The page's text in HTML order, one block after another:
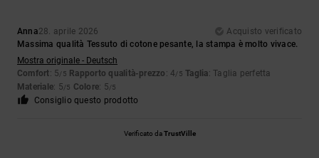
Anna28. aprile 2026
Acquisto verificato
Massima qualità Tessuto di cotone pesante, la stampa è molto vivace.
Mostra originale - Deutsch
Comfort: 5/5 Rapporto qualità-prezzo : 4/5 Taglia: Taglia perfetta
Materiale: 5/5 Colore: 5/5
Consiglio questo prodotto
Verificato daTrustVille